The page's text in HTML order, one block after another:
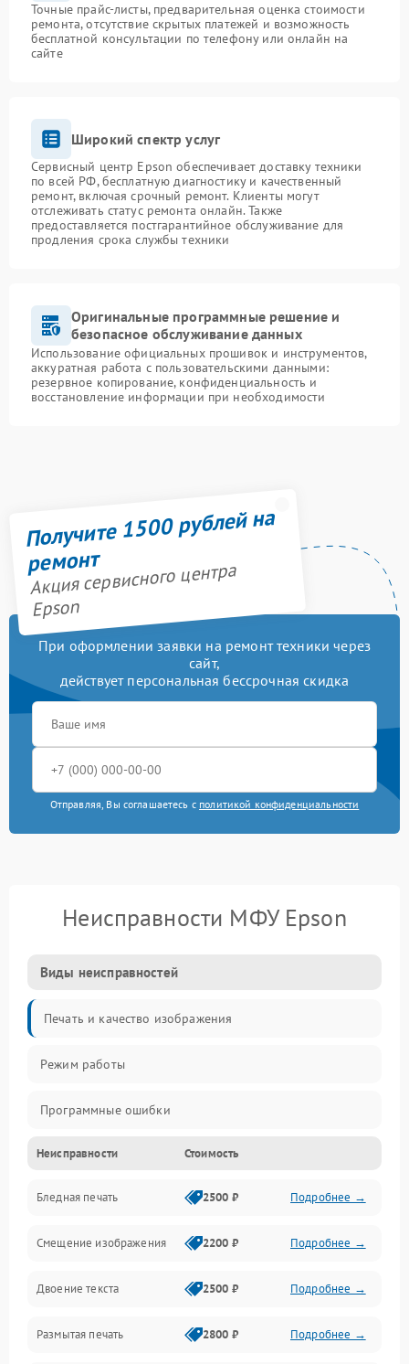
Точные прайс-листы, предварительная оценка стоимости
ремонта, отсутствие скрытых платежей и возможность
бесплатной консультации по телефону или онлайн на
сайте
Широкий спектр услуг
Сервисный центр Epson обеспечивает доставку техники
по всей РФ, бесплатную диагностику и качественный
ремонт, включая срочный ремонт. Клиенты могут
отслеживать статус ремонта онлайн. Также
предоставляется постгарантийное обслуживание для
продления срока службы техники
Оригинальные программные решение и
безопасное обслуживание данных
Использование официальных прошивок и инструментов,
аккуратная работа с пользовательскими данными:
резервное копирование, конфиденциальность и
восстановление информации при необходимости
Получите 1500 рублей на
ремонт
Акция сервисного центра
Epson
При оформлении заявки на ремонт техники через
сайт,
действует персональная бессрочная скидка
Отправляя, Вы соглашаетесь с политикой конфиденциальности
Неисправности МФУ Epson
Виды неисправностей
Печать и качество изображения
Режим работы
Программные ошибки
Картриджи и расходники
Сканер и копирование
Механика и узлы
Программные сбои
Подключение и интерфейсы
Неисправности Стоимость
Бледная печать 2500 ₽ Подробнее →
Смещение изображения 2200 ₽ Подробнее →
Двоение текста 2500 ₽ Подробнее →
Размытая печать 2800 ₽ Подробнее →